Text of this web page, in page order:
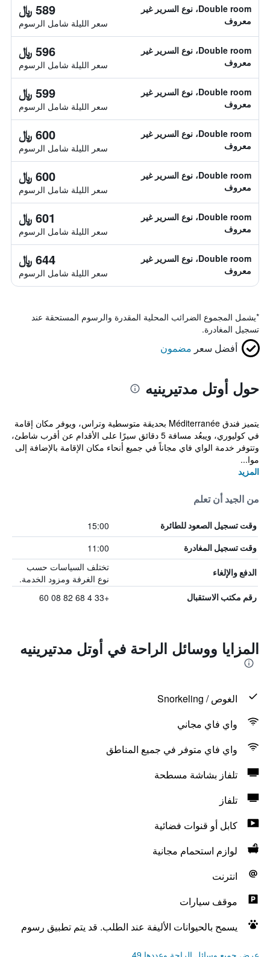
Double room، نوع السرير غير
معروف
589 ﷼
سعر الليلة شامل الرسوم
Double room، نوع السرير غير
معروف
596 ﷼
سعر الليلة شامل الرسوم
Double room، نوع السرير غير
معروف
599 ﷼
سعر الليلة شامل الرسوم
Double room، نوع السرير غير
معروف
600 ﷼
سعر الليلة شامل الرسوم
Double room، نوع السرير غير
معروف
600 ﷼
سعر الليلة شامل الرسوم
Double room، نوع السرير غير
معروف
601 ﷼
سعر الليلة شامل الرسوم
Double room، نوع السرير غير
معروف
644 ﷼
سعر الليلة شامل الرسوم
*يشمل المجموع الضرائب المحلية المقدرة والرسوم المستحقة عند
تسجيل المغادرة.
أفضل سعر مضمون
حول أوتل مدتيرينيه
يتميز فندق Méditerranée بحديقة متوسطية وتراس، ويوفر مكان إقامة
في كوليوري، ويبعُد مسافة 5 دقائق سيرًا على الأقدام عن أقرب شاطئ،
وتتوفر خدمة الواي فاي مجاناً في جميع أنحاء مكان الإقامة بالإضافة إلى
موا...
المزيد
من الجيد أن تعلم
وقت تسجيل الصعود للطائرة 15:00
وقت تسجيل المغادرة 11:00
الدفع والإلغاء
تختلف السياسات حسب
نوع الغرفة ومزود الخدمة.
رقم مكتب الاستقبال +33 4 68 82 08 60
المزايا ووسائل الراحة في أوتل مدتيرينيه
الغوص / Snorkeling
واي فاي مجاني
واي فاي متوفر في جميع المناطق
تلفاز بشاشة مسطحة
تلفاز
كابل أو قنوات فضائية
لوازم استحمام مجانية
انترنت
موقف سيارات
يسمح بالحيوانات الأليفة عند الطلب. قد يتم تطبيق رسوم
عرض جميع وسائل الراحة وعددها 49